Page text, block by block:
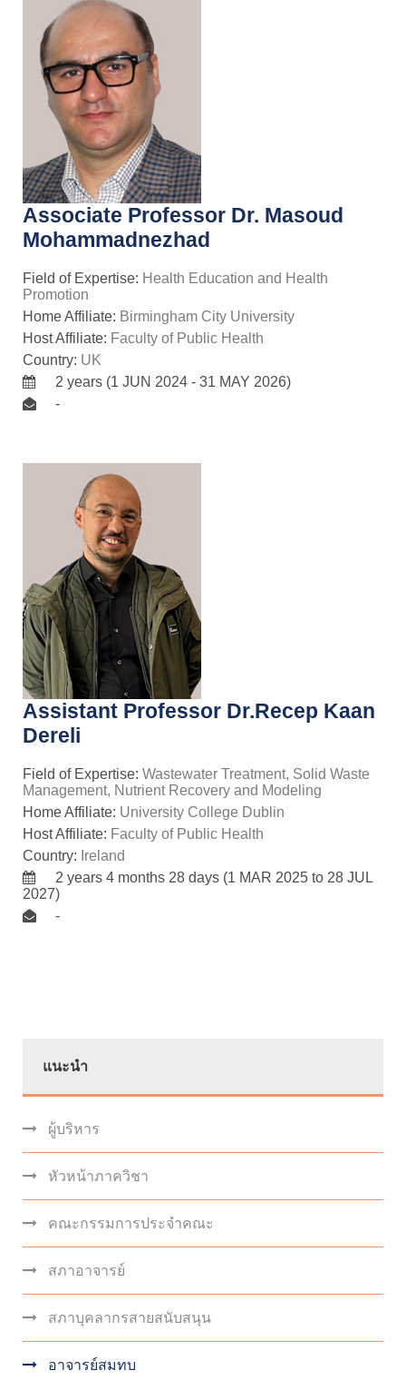
Associate Professor Dr. Masoud
Mohammadnezhad
Field of Expertise: Health Education and Health
Promotion
Home Affiliate: Birmingham City University
Host Affiliate: Faculty of Public Health
Country: UK
2 years (1 JUN 2024 - 31 MAY 2026)
-
Assistant Professor Dr.Recep Kaan
Dereli
Field of Expertise: Wastewater Treatment, Solid Waste
Management, Nutrient Recovery and Modeling
Home Affiliate: University College Dublin
Host Affiliate: Faculty of Public Health
Country: Ireland
2 years 4 months 28 days (1 MAR 2025 to 28 JUL
2027)
-
แนะนำ
ผู้บริหาร
หัวหน้าภาควิชา
คณะกรรมการประจำคณะ
สภาอาจารย์
สภาบุคลากรสายสนับสนุน
อาจารย์สมทบ